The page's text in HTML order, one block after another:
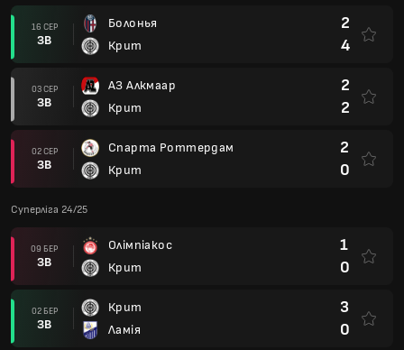
16 СЕР
ЗВ
Болонья
Крит
2
4
03 СЕР
ЗВ
АЗ Алкмаар
Крит
2
2
02 СЕР
ЗВ
Спарта Роттердам
Крит
2
0
Суперліга 24/25
09 БЕР
ЗВ
Олімпіакос
Крит
1
0
02 БЕР
ЗВ
Крит
Ламія
3
0